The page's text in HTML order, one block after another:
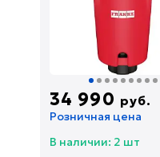
34 990 руб.
Розничная цена
В наличии: 2 шт